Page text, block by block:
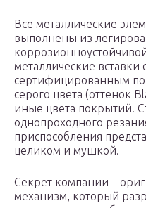
Все металлические
выполнены из
металлические
сертифицированным
серого цвета (оттенок
иные цвета покрытий.
однопроходного
приспособления
целиком и мушкой.
Секрет компании –
механизм, который